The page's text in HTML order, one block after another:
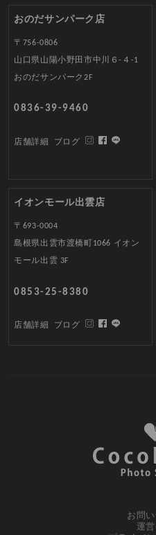
おのだサンパーク店
〒756-0806
山口県山陽小野田市中川６-４-1
おのだサンパーク2F
0836-39-9460
店舗詳細 ブログ
イオンモール出雲店
〒693-0004
島根県出雲市渡橋町1066 イオン
モール出雲 3F
0853-25-8380
店舗詳細 ブログ
お問
運